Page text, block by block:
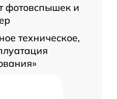
фотовспышек и
техническое,